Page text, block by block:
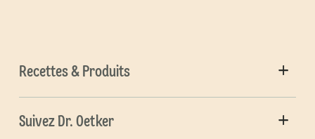
Recettes & Produits
Suivez Dr. Oetker